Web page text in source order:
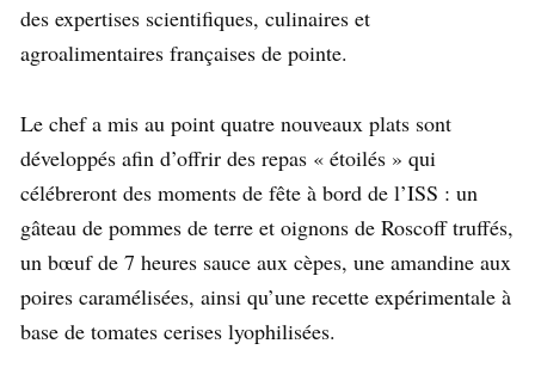
des expertises scientifiques, culinaires et
agroalimentaires françaises de pointe.
Le chef a mis au point quatre nouveaux plats sont
développés afin d’offrir des repas « étoilés » qui
célébreront des moments de fête à bord de l’ISS : un
gâteau de pommes de terre et oignons de Roscoff truffés,
un bœuf de 7 heures sauce aux cèpes, une amandine aux
poires caramélisées, ainsi qu’une recette expérimentale à
base de tomates cerises lyophilisées.